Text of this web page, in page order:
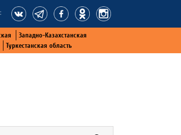
Западно-Казахстанская
Туркестанская область